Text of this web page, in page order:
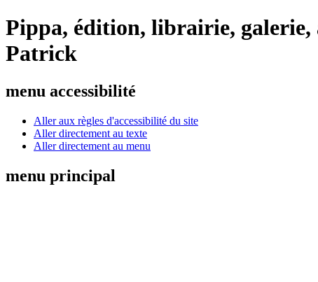
Pippa, édition, librairie, galerie,
Patrick
menu accessibilité
Aller aux règles d'accessibilité du site
Aller directement au texte
Aller directement au menu
menu principal